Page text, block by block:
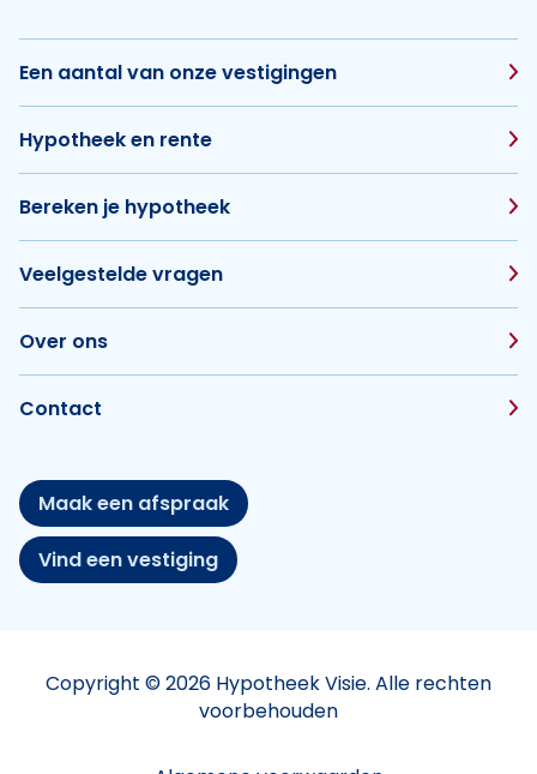
Een aantal van onze vestigingen
Hypotheek en rente
Bereken je hypotheek
Veelgestelde vragen
Over ons
Contact
Maak een afspraak
Vind een vestiging
Copyright © 2026 Hypotheek Visie. Alle rechten
voorbehouden